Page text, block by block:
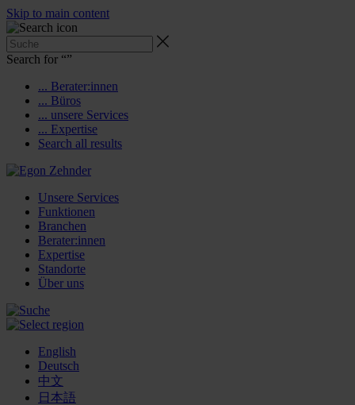
Skip to main content
Search for “”
... Berater:innen
... Büros
... unsere Services
... Expertise
Search all results
Unsere Services
Funktionen
Branchen
Berater:innen
Expertise
Standorte
Über uns
English
Deutsch
中文
日本語